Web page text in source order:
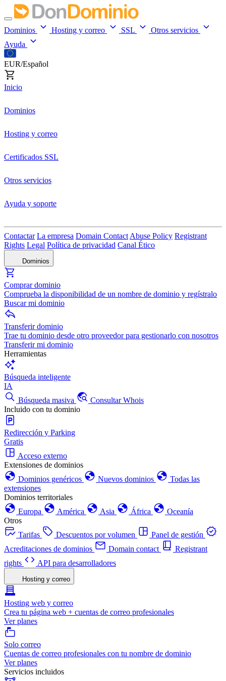
Dominios Hosting y correo SSL
Otros servicios
Ayuda
EUR/Español
Inicio
Dominios
Hosting y correo
Certificados SSL
Otros servicios
Ayuda y soporte
Contactar La empresa Domain Contact Abuse Policy Registrant
Rights Legal Política de privacidad Canal Ético
Dominios
Comprar dominio
Comprueba la disponibilidad de un nombre de dominio y regístralo
Buscar mi dominio
Transferir dominio
Trae tu dominio desde otro proveedor para gestionarlo con nosotros
Transferir mi dominio
Herramientas
Búsqueda inteligente
IA
Búsqueda masiva
Consultar Whois
Incluido con tu dominio
Redirección y Parking
Gratis
Acceso externo
Extensiones de dominios
Dominios genéricos
Nuevos dominios
Todas las
extensiones
Dominios territoriales
Europa
América Asia África
Oceanía
Otros
Tarifas
Descuentos por volumen
Panel de gestión
Acreditaciones de dominios
Domain contact
Registrant
rights
API para desarrolladores
Hosting y correo
Hosting web y correo
Crea tu página web + cuentas de correo profesionales
Ver planes
Solo correo
Cuentas de correo profesionales con tu nombre de dominio
Ver planes
Servicios incluidos